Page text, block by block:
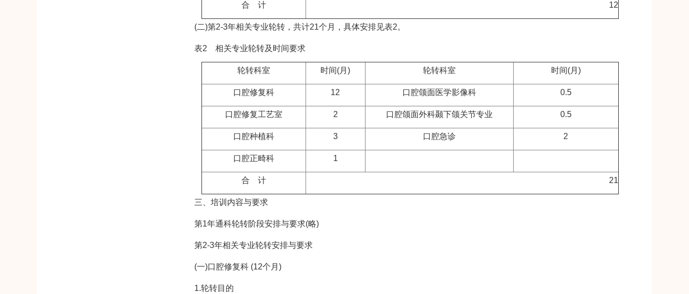
合 计 12
(二)第2-3年相关专业轮转，共计21个月，具体安排见表2。
表2 相关专业轮转及时间要求
轮转科室 时间(月) 轮转科室 时间(月)
口腔修复科 12 口腔颌面医学影像科 0.5
口腔修复工艺室 2 口腔颌面外科颞下颌关节专业 0.5
口腔种植科 3 口腔急诊 2
口腔正畸科 1
合 计 21
三、培训内容与要求
第1年通科轮转阶段安排与要求(略)
第2-3年相关专业轮转安排与要求
(一)口腔修复科 (12个月)
1.轮转目的